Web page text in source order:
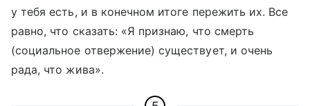
у тебя есть, и в конечном итоге пережить их. Все
равно, что сказать: «Я признаю, что смерть
(социальное отвержение) существует, и очень
рада, что жива».